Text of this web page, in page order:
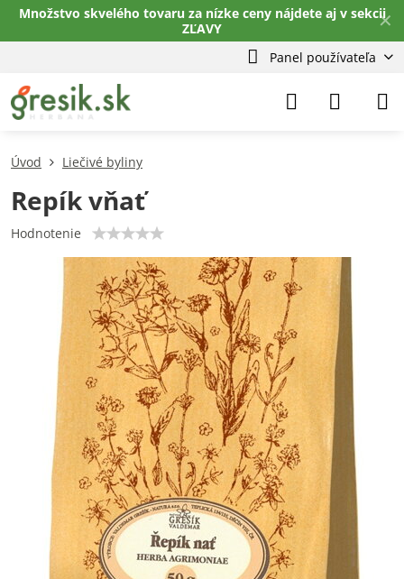
✕
Množstvo skvelého tovaru za nízke ceny nájdete aj v sekcii
ZĽAVY
Panel používateľa
Úvod Liečivé byliny
Repík vňať
Hodnotenie